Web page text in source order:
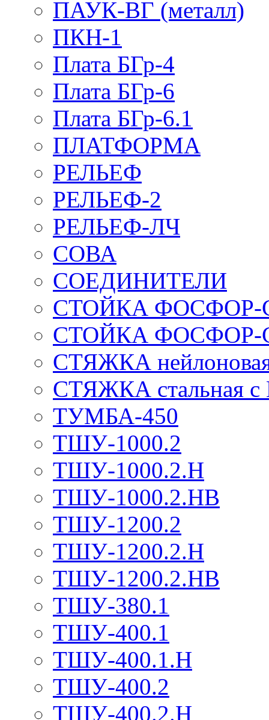
ПАУК-ВГ (металл)
ПКН-1
Плата БГр-4
Плата БГр-6
Плата БГр-6.1
ПЛАТФОРМА
РЕЛЬЕФ
РЕЛЬЕФ-2
РЕЛЬЕФ-ЛЧ
СОВА
СОЕДИНИТЕЛИ
СТОЙКА ФОСФОР-
СТОЙКА ФОСФОР-
СТЯЖКА нейлоновая
СТЯЖКА стальная
ТУМБА-450
ТШУ-1000.2
ТШУ-1000.2.Н
ТШУ-1000.2.НВ
ТШУ-1200.2
ТШУ-1200.2.Н
ТШУ-1200.2.НВ
ТШУ-380.1
ТШУ-400.1
ТШУ-400.1.Н
ТШУ-400.2
ТШУ-400.2.Н